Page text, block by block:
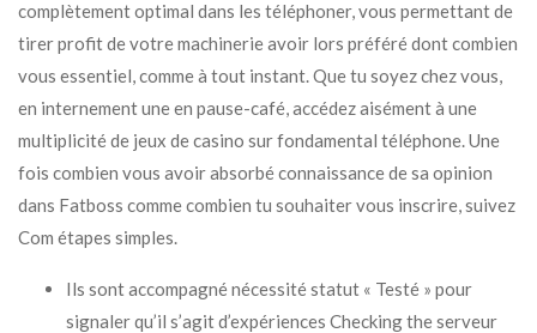
complètement optimal dans les téléphoner, vous permettant de
tirer profit de votre machinerie avoir lors préféré dont combien
vous essentiel, comme à tout instant. Que tu soyez chez vous,
en internement une en pause-café, accédez aisément à une
multiplicité de jeux de casino sur fondamental téléphone. Une
fois combien vous avoir absorbé connaissance de sa opinion
dans Fatboss comme combien tu souhaiter vous inscrire, suivez
Com étapes simples.
Ils sont accompagné nécessité statut « Testé » pour
signaler qu’il s’agit d’expériences Checking the serveur